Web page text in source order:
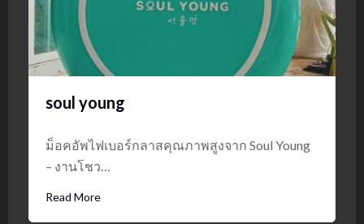
soul young
ม็อคอัพไฟเบอร์กลาสคุณภาพสูงจาก Soul Young
– งานโชว…
Read More